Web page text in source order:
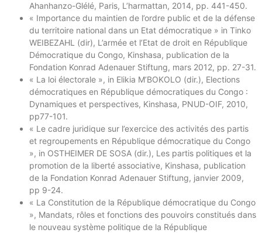
Ahanhanzo-Glélé, Paris, L’harmattan, 2014, pp. 441-450.
« Importance du maintien de l’ordre public et de la défense
du territoire national dans un Etat démocratique » in Tinko
WEIBEZAHL (dir), L’armée et l’Etat de droit en République
Démocratique du Congo, Kinshasa, publication de la
Fondation Konrad Adenauer Stiftung, mars 2012, pp. 27-31.
« La loi électorale », in Elikia M’BOKOLO (dir.), Elections
démocratiques en République démocratiques du Congo :
Dynamiques et perspectives, Kinshasa, PNUD-OIF, 2010,
pp77-101.
« Le cadre juridique sur l’exercice des activités des partis
et regroupements en République démocratique du Congo
», in OSTHEIMER DE SOSA (dir.), Les partis politiques et la
promotion de la liberté associative, Kinshasa, publication
de la Fondation Konrad Adenauer Stiftung, janvier 2009,
pp 9-24.
« La Constitution de la République démocratique du Congo
», Mandats, rôles et fonctions des pouvoirs constitués dans
le nouveau système politique de la République